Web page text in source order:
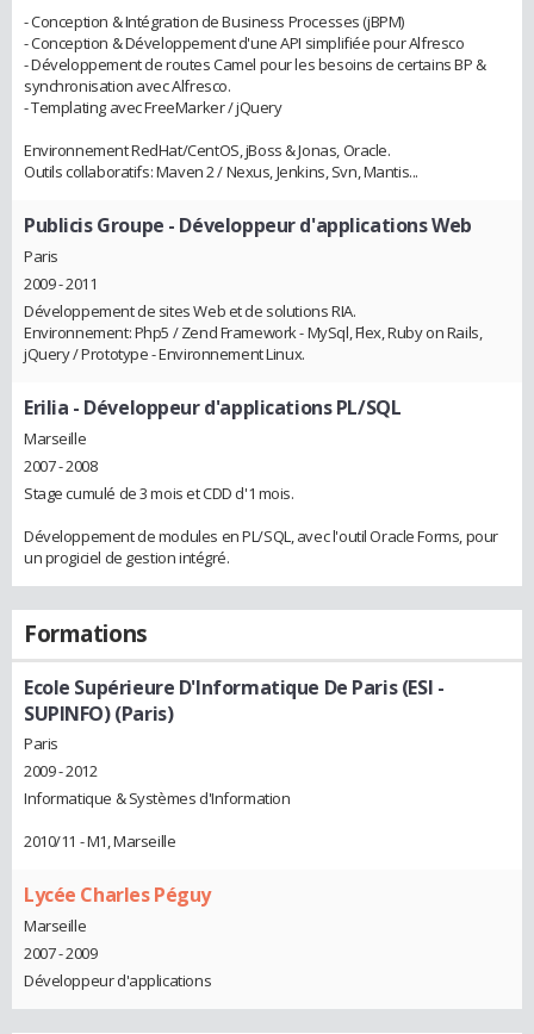
- Conception & Intégration de Business Processes (jBPM)
- Conception & Développement d'une API simplifiée pour Alfresco
- Développement de routes Camel pour les besoins de certains BP &
synchronisation avec Alfresco.
- Templating avec FreeMarker / jQuery
Environnement RedHat/CentOS, jBoss & Jonas, Oracle.
Outils collaboratifs: Maven 2 / Nexus, Jenkins, Svn, Mantis...
Publicis Groupe - Développeur d'applications Web
Paris
2009 - 2011
Développement de sites Web et de solutions RIA.
Environnement: Php5 / Zend Framework - MySql, Flex, Ruby on Rails,
jQuery / Prototype - Environnement Linux.
Erilia - Développeur d'applications PL/SQL
Marseille
2007 - 2008
Stage cumulé de 3 mois et CDD d'1 mois.
Développement de modules en PL/SQL, avec l'outil Oracle Forms, pour
un progiciel de gestion intégré.
Formations
Ecole Supérieure D'Informatique De Paris (ESI -
SUPINFO) (Paris)
Paris
2009 - 2012
Informatique & Systèmes d'Information
2010/11 - M1, Marseille
Lycée Charles Péguy
Marseille
2007 - 2009
Développeur d'applications